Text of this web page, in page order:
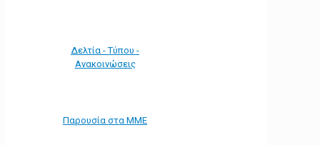
Δελτία - Τύπου -
Ανακοινώσεις
Παρουσία στα ΜΜΕ